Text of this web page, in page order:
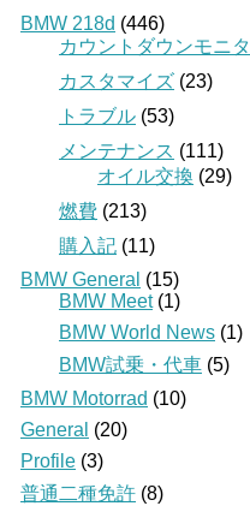
BMW 218d (446)
カウントダウンモニタ
カスタマイズ (23)
トラブル (53)
メンテナンス (111)
オイル交換 (29)
燃費 (213)
購入記 (11)
BMW General (15)
BMW Meet(1)
BMW World News (1)
BMW試乗・代車 (5)
BMW Motorrad (10)
General (20)
Profile (3)
普通二種免許 (8)